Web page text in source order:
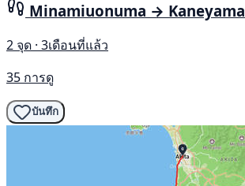
Minamiuonuma → Kaneyama
2 จุด · 3เดือนที่แล้ว
35 การดู
บันทึก